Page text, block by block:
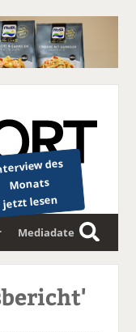
des
Monats
jetzt lesen
Mediadaten
S
u
c
h